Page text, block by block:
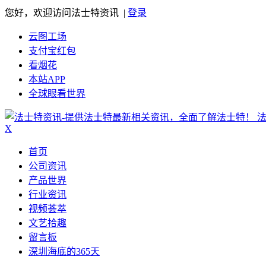
您好，欢迎访问法士特资讯 | 登录
云图工场
支付宝红包
看烟花
本站APP
全球眼看世界
X
首页
公司资讯
产品世界
行业资讯
视频荟萃
文艺拾趣
留言板
深圳海底的365天